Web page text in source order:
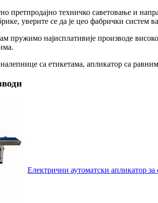
претпродајно техничко саветовање и
уверите се да је цео фабрички систем
пружимо најисплативије производе
са етикетама, апликатор са
Електрични аутоматски апликатор